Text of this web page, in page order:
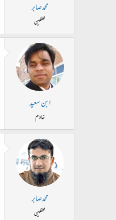
محمدصابر
محفلین
ابن سعید
خادم
محمدصابر
محفلین